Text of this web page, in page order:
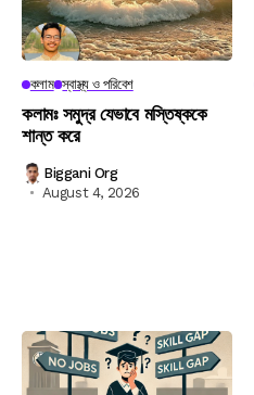
কলাম স্বাস্থ্য ও পরিবেশ
কলামঃ সমুদ্র যেভাবে মস্তিষ্ককে
শান্ত করে
Biggani Org
August 4, 2026